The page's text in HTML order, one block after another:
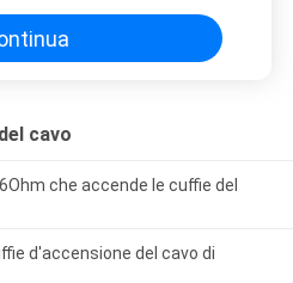
cavo
che accende le cuffie del
d'accensione del cavo di